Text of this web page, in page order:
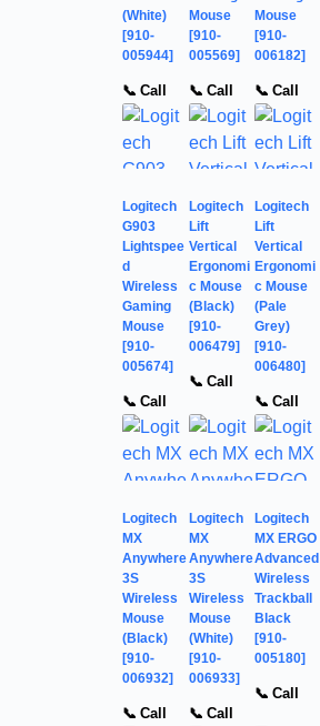
(White)
[910-
005944]
📞 Call
Mouse
[910-
005569]
📞 Call
Mouse
[910-
006182]
📞 Call
Logitech
G903
Lightspee
d
Wireless
Gaming
Mouse
[910-
005674]
📞 Call
Logitech
Lift
Vertical
Ergonomi
c Mouse
(Black)
[910-
006479]
📞 Call
Logitech
Lift
Vertical
Ergonomi
c Mouse
(Pale
Grey)
[910-
006480]
📞 Call
Logitech
MX
Anywhere
3S
Wireless
Mouse
(Black)
[910-
006932]
📞 Call
Logitech
MX
Anywhere
3S
Wireless
Mouse
(White)
[910-
006933]
📞 Call
Logitech
MX ERGO
Advanced
Wireless
Trackball
Black
[910-
005180]
📞 Call